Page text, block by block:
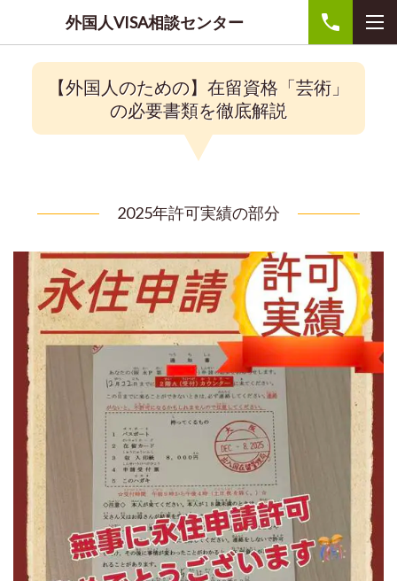
外国人VISA相談センター
【外国人のための】在留資格「芸術」
の必要書類を徹底解説
2025年許可実績の部分